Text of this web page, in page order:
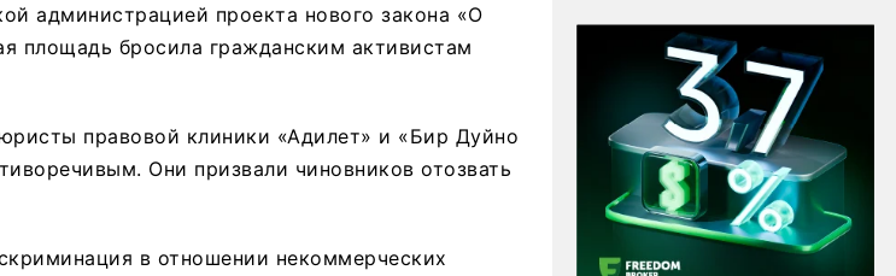
администрацией проекта нового закона «О
площадь бросила гражданским активистам
правовой клиники «Адилет» и «Бир Дуйно
Они призвали чиновников отозвать
в отношении некоммерческих